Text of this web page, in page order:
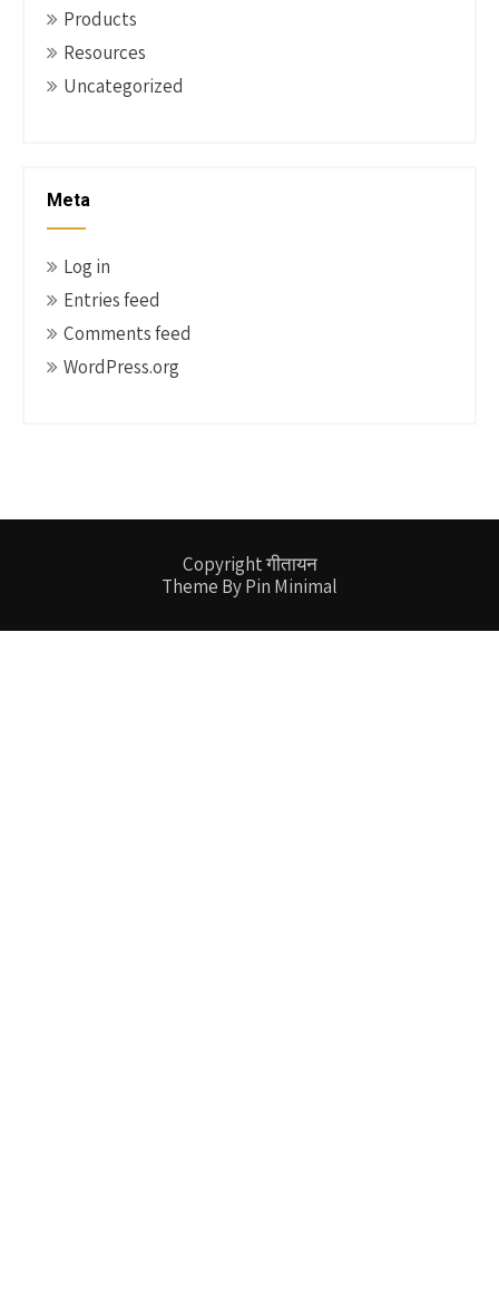
Products
Resources
Uncategorized
Meta
Log in
Entries feed
Comments feed
WordPress.org
Copyright गीतायन
Theme By Pin Minimal